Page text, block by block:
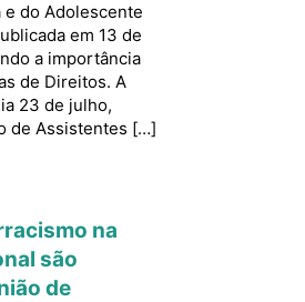
e do Adolescente
em 13 de
a importância
de Direitos. A
23 de julho,
de Assistentes […]
na
são
de